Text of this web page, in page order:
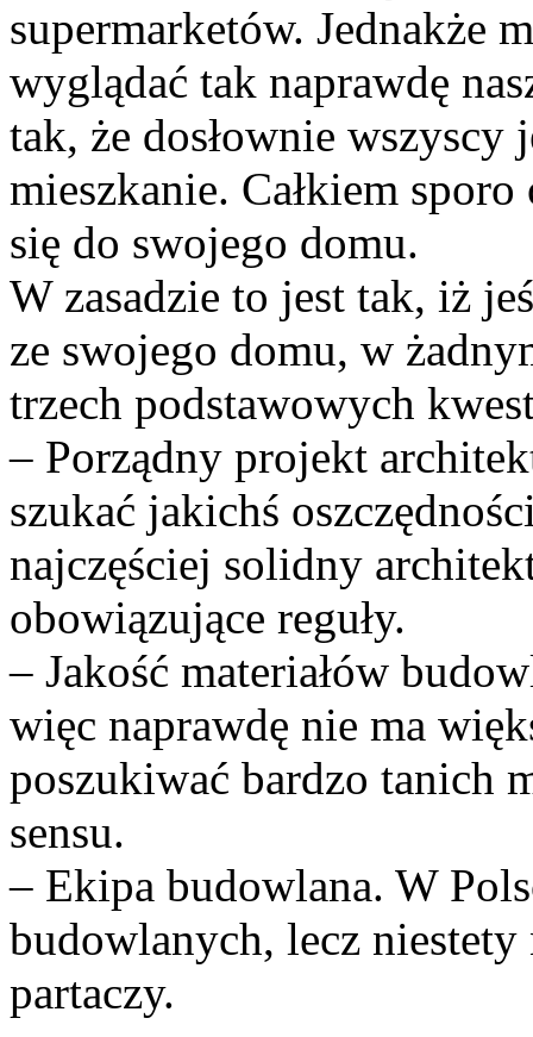
supermarketów. Jednakże
wyglądać tak naprawdę
tak, że dosłownie wszyscy
mieszkanie. Całkiem
się do swojego domu.
W zasadzie to jest tak, iż
ze swojego domu, w
trzech podstawowych
– Porządny projekt
szukać jakichś
najczęściej solidny
obowiązujące reguły.
– Jakość materiałów
więc naprawdę nie ma
poszukiwać bardzo tanich
sensu.
– Ekipa budowlana. W
budowlanych, lecz
partaczy.